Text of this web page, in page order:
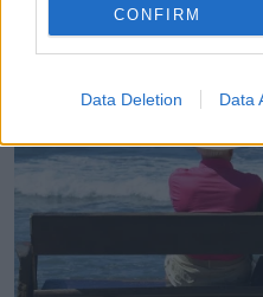
CONFIRM
Data Deletion Data